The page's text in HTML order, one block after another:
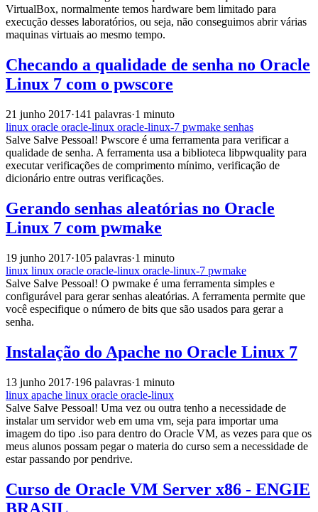
VirtualBox, normalmente temos hardware bem limitado para
execução desses laboratórios, ou seja, não conseguimos abrir várias
maquinas virtuais ao mesmo tempo.
Checando a qualidade de senha no Oracle
Linux 7 com o pwscore
21 junho 2017·141 palavras·1 minuto
linux oracle oracle-linux oracle-linux-7 pwmake senhas
Salve Salve Pessoal! Pwscore é uma ferramenta para verificar a
qualidade de senha. A ferramenta usa a biblioteca libpwquality para
executar verificações de comprimento mínimo, verificação de
dicionário entre outras verificações.
Gerando senhas aleatórias no Oracle
Linux 7 com pwmake
19 junho 2017·105 palavras·1 minuto
linux linux oracle oracle-linux oracle-linux-7 pwmake
Salve Salve Pessoal! O pwmake é uma ferramenta simples e
configurável para gerar senhas aleatórias. A ferramenta permite que
você especifique o número de bits que são usados para gerar a
senha.
Instalação do Apache no Oracle Linux 7
13 junho 2017·196 palavras·1 minuto
linux apache linux oracle oracle-linux
Salve Salve Pessoal! Uma vez ou outra tenho a necessidade de
instalar um servidor web em uma vm, seja para importar uma
imagem do tipo .iso para dentro do Oracle VM, as vezes para que os
meus alunos possam pegar o materia do curso sem a necessidade de
estar passando por pendrive.
Curso de Oracle VM Server x86 - ENGIE